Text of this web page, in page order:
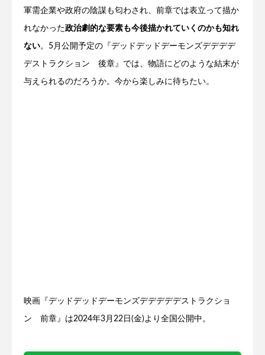
軍需企業や政府の陰謀も匂わされ、前章では表立って描か
れなかった政治劇的な要素も今後描かれていくのかも知れ
ない。5月公開予定の『デッドデッドデーモンズデデデデ
デストラクション 後章』では、物語にどのような結末が
与えられるのだろうか。今から楽しみに待ちたい。
映画『デッドデッドデーモンズデデデデデストラクショ
ン 前章』は2024年3月22日(金)より全国公開中。